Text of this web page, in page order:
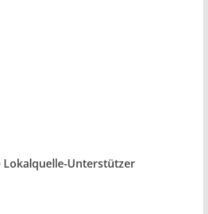
Lokalquelle-Unterstützer